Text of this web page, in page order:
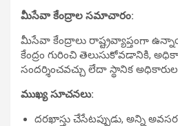
మీసేవా కేంద్రాల సమాచారం:
మీసేవా కేంద్రాలు రాష్ట్రవ్యాప్తంగా
కేంద్రం గురించి తెలుసుకోవడానికి,
సందర్శించవచ్చు లేదా స్థానిక
ముఖ్య సూచనలు:
దరఖాస్తు చేసేటప్పుడు, అన్ని